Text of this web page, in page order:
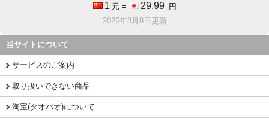
1 元 = 29.99
円
2026年8月8日更新
当サイトについて
サービスのご案内
取り扱いできない商品
淘宝(タオバオ)について